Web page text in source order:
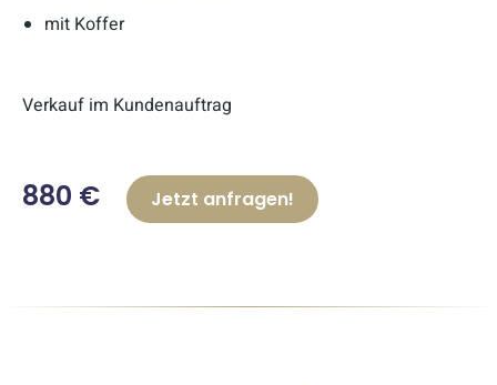
mit Koffer
Verkauf im Kundenauftrag
880 € Jetzt anfragen!